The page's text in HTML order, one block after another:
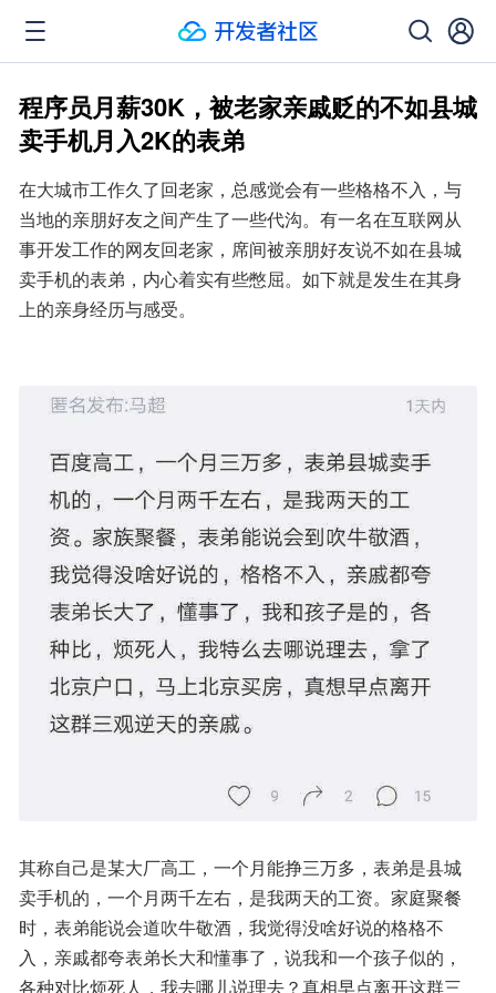
程序员月薪30K，被老家亲戚贬的不如县城
卖手机月入2K的表弟
在大城市工作久了回老家，总感觉会有一些格格不入，与
当地的亲朋好友之间产生了一些代沟。有一名在互联网从
事开发工作的网友回老家，席间被亲朋好友说不如在县城
卖手机的表弟，内心着实有些憋屈。如下就是发生在其身
上的亲身经历与感受。
其称自己是某大厂高工，一个月能挣三万多，表弟是县城
卖手机的，一个月两千左右，是我两天的工资。家庭聚餐
时，表弟能说会道吹牛敬酒，我觉得没啥好说的格格不
入，亲戚都夸表弟长大和懂事了，说我和一个孩子似的，
各种对比烦死人，我去哪儿说理去？真相早点离开这群三